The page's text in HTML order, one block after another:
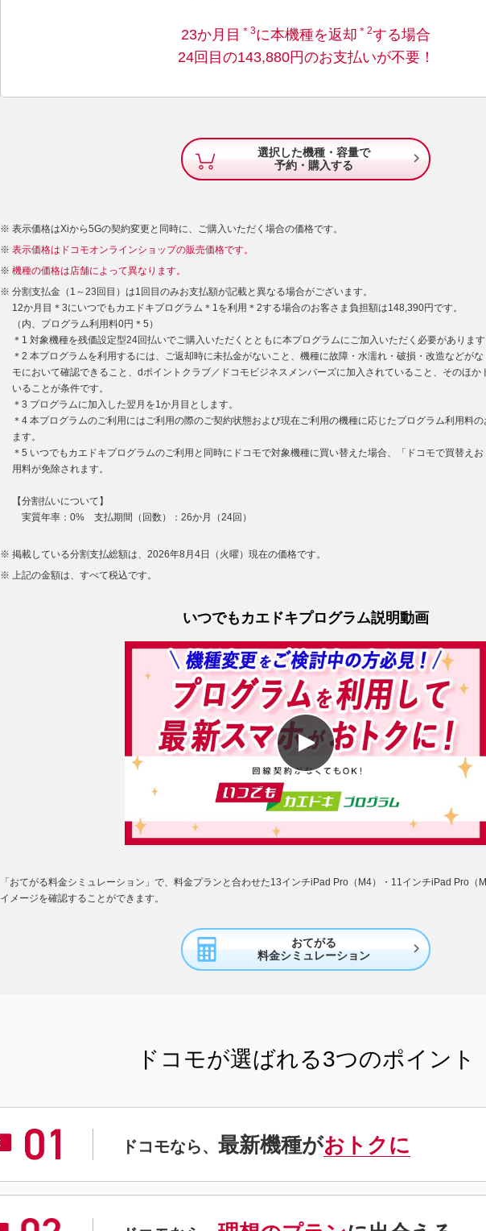
23か月目 ＊3に本機種を返却 ＊2する場合
24回目の143,880円のお支払いが不要！
選択した機種・容量で
予約・購入する

表示価格はXiから5Gの契約変更と同時に、ご購入いただく場合の価格です。
表示価格はドコモオンラインショップの販売価格です。
機種の価格は店舗によって異なります。
分割支払金（1～23回目）は1回目のみお支払額が記載と異なる場合がございます。
12か月目＊3にいつでもカエドキプログラム＊1を利用＊2する場合のお客さま負担額は148,390円です。
（内、プログラム利用料0円＊5）
＊1 対象機種を残価設定型24回払いでご購入いただくとともに本プログラムにご加入いただく必要がありま
＊2 本プログラムを利用するには、ご返却時に未払金がないこと、機種に故障・水濡れ・破損・改造などが
モにおいて確認できること、dポイントクラブ／ドコモビジネスメンバーズに加入されていること、そのほか
いることが条件です。
＊3 プログラムに加入した翌月を1か月目とします。
＊4 本プログラムのご利用にはご利用の際のご契約状態および現在ご利用の機種に応じたプログラム利用料
ます。
＊5 いつでもカエドキプログラムのご利用と同時にドコモで対象機種に買い替えた場合、「ドコモで買替え
用料が免除されます。
【分割払いについて】
実質年率：0% 支払期間（回数）：26か月（24回）
掲載している分割支払総額は、2026年8月4日（火曜）現在の価格です。
上記の金額は、すべて税込です。
いつでもカエドキプログラム説明動画
「おてがる料金シミュレーション」で、料金プランと合わせた13インチiPad Pro（M4）・11インチiPad Pro（
イメージを確認することができます。
おてがる
料金シミュレーション

ドコモが選ばれる3つのポイント
ドコモなら、 最新機種がおトクに